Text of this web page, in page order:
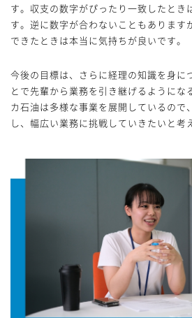
す。収支の数字がぴったり一致したとき
す。逆に数字が合わないこともあります
できたときは本当に気持ちが良いです。
今後の目標は、さらに経理の知識を身に
とで先輩から業務を引き継げるようにな
カ石油は多様な事業を展開しているので
し、幅広い業務に挑戦していきたいと考